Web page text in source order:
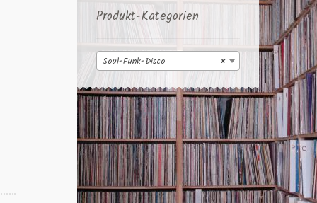
Produkt-Kategorien
×
Soul-Funk-Disco